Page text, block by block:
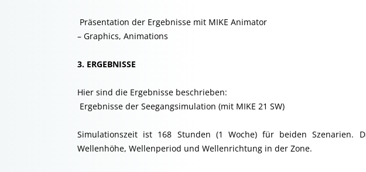
 Präsentation der Ergebnisse mit MIKE Animator
– Graphics, Animations
3. ERGEBNISSE
Hier sind die Ergebnisse beschrieben:
 Ergebnisse der Seegangsimulation (mit MIKE 21 SW)
Simulationszeit ist 168 Stunden (1 Woche) für beiden Szenarien.
Wellenhöhe, Wellenperiod und Wellenrichtung in der Zone.